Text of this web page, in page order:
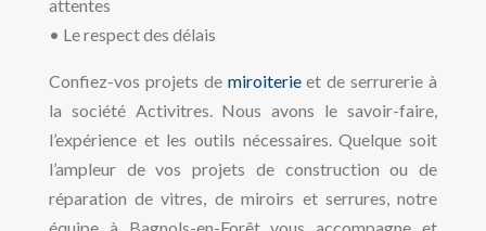
attentes
• Le respect des délais
Confiez-vos projets de miroiterieet de serrurerie à
la société Activitres. Nous avons le savoir-faire,
l’expérience et les outils nécessaires. Quelque soit
l’ampleur de vos projets de construction ou de
réparation de vitres, de miroirs et serrures, notre